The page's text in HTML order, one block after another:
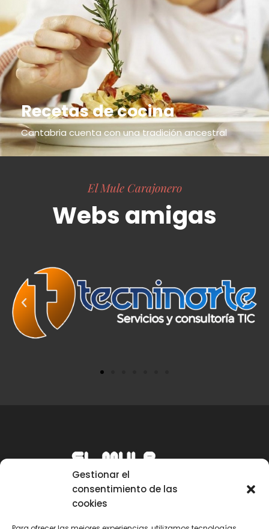
Gestionar el
consentimiento de las
cookies
Recetas de cocina
Cantabria cuenta con una tradición ancestral
El Mule Carajonero
Webs amigas